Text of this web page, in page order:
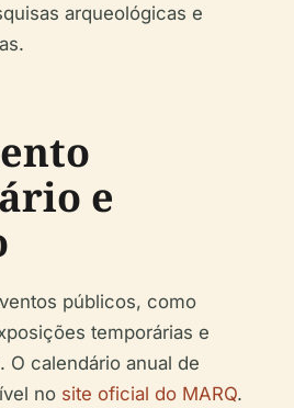
arqueológicas e
e
públicos, como
temporárias e
O calendário anual de
no site oficial do MARQ.